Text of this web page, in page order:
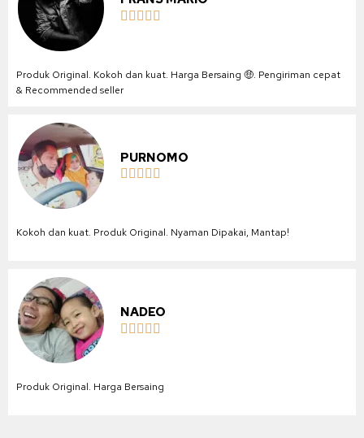
    
Produk Original. Kokoh dan kuat. Harga Bersaing 🤑. Pengiriman cepat
& Recommended seller
PURNOMO
    
Kokoh dan kuat. Produk Original. Nyaman Dipakai, Mantap!
NADEO
    
Produk Original. Harga Bersaing